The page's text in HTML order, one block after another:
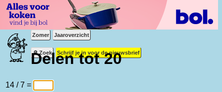
Zomer Jaaroverzicht
🔎 Zoek Schrijf je in voor de nieuwsbrief
Delen tot 20
14 / 7 =